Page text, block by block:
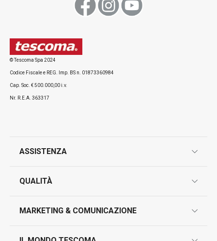
© Tescoma Spa 2024
Codice Fiscale e REG. Imp. BS n. 01873360984
Cap. Soc. € 500.000,00 i.v.
Nr. R.E.A. 363317
ASSISTENZA
contatti
QUALITÀ
MARKETING & COMUNICAZIONE